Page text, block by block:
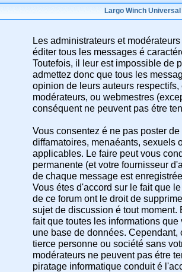
Largo Winch
Les administrateurs et
éditer tous les messages é
Toutefois, il leur est impossible de
admettez donc que tous les
opinion de leurs auteurs
modérateurs, ou webmestres
conséquent ne peuvent pas étre
Vous consentez é ne pas poster
diffamatoires, menaéants, sexuels
applicables. Le faire peut vous
permanente (et votre fournisseur
de chaque message est
Vous étes d'accord sur le fait que
de ce forum ont le droit de
sujet de discussion é tout
fait que toutes les informations
une base de données.
tierce personne ou société sans
modérateurs ne peuvent pas étre
piratage informatique conduit é